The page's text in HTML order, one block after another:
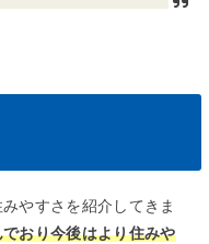
やすさを紹介してきま
おり今後はより住みや